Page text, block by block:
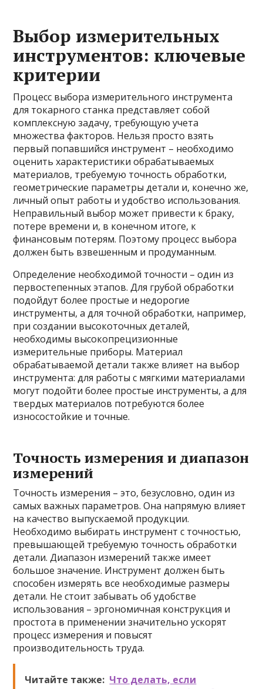
Выбор измерительных
инструментов: ключевые
критерии
Процесс выбора измерительного инструмента
для токарного станка представляет собой
комплексную задачу, требующую учета
множества факторов. Нельзя просто взять
первый попавшийся инструмент – необходимо
оценить характеристики обрабатываемых
материалов, требуемую точность обработки,
геометрические параметры детали и, конечно же,
личный опыт работы и удобство использования.
Неправильный выбор может привести к браку,
потере времени и, в конечном итоге, к
финансовым потерям. Поэтому процесс выбора
должен быть взвешенным и продуманным.
Определение необходимой точности – один из
первостепенных этапов. Для грубой обработки
подойдут более простые и недорогие
инструменты, а для точной обработки, например,
при создании высокоточных деталей,
необходимы высокопрецизионные
измерительные приборы. Материал
обрабатываемой детали также влияет на выбор
инструмента: для работы с мягкими материалами
могут подойти более простые инструменты, а для
твердых материалов потребуются более
износостойкие и точные.
Точность измерения и диапазон
измерений
Точность измерения – это, безусловно, один из
самых важных параметров. Она напрямую влияет
на качество выпускаемой продукции.
Необходимо выбирать инструмент с точностью,
превышающей требуемую точность обработки
детали. Диапазон измерений также имеет
большое значение. Инструмент должен быть
способен измерять все необходимые размеры
детали. Не стоит забывать об удобстве
использования – эргономичная конструкция и
простота в применении значительно ускорят
процесс измерения и повысят
производительность труда.
Читайте также: Что делать, если